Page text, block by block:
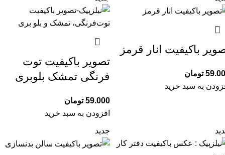
باکیفیت انار قرمز
تومان
به سبد خرید
تصویر باکیفیت توت‌
فرنگی تمشک بلوبری
59.000 تومان
افزودن به سبد خرید
جدید